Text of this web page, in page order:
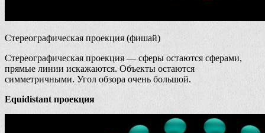
Стереографическая проекция (фишай)
Стереографическая проекция — сферы остаются сферами,
прямые линии искажаются. Объекты остаются
симметричными. Угол обзора очень большой.
Equidistant проекция